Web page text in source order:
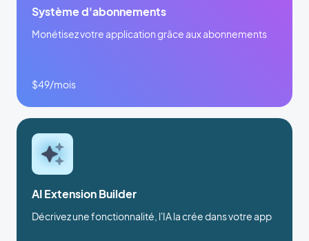
Système d'abonnements
Monétisez votre application grâce aux abonnements
$49/mois
AI Extension Builder
Décrivez une fonctionnalité, l'IA la crée dans votre app